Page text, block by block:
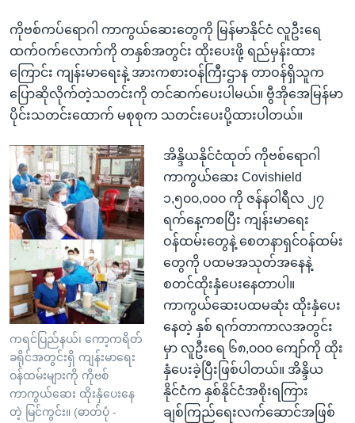
ကိုဗစ်ကပ်ရောဂါ ကာကွယ်ဆေးတွေကို မြန်မာနိုင်ငံ လူဦးရေ
ထက်ဝက်လောက်ကို တနှစ်အတွင်း ထိုးပေးဖို့ ရည်မှန်းထား
ကြောင်း ကျန်းမာရေးနဲ့ အားကစားဝန်ကြီးဌာန တာဝန်ရှိသူက
ပြောဆိုလိုက်တဲ့သတင်းကို တင်ဆက်ပေးပါမယ်။ ဗွီအိုအေမြန်မာ
ပိုင်းသတင်းထောက် မစုစုက သတင်းပေးပို့ထားပါတယ်။
ကရင်ပြည်နယ်၊ ကော့ကရိတ်
ခရိုင်အတွင်းရှိ ကျန်းမာရေး
ဝန်ထမ်းများကို ကိုဗစ်
ကာကွယ်ဆေး ထိုးနှံပေးနေ
တဲ့ မြင်ကွင်း။ (ဓာတ်ပုံ -
အိန္ဒိယနိုင်ငံထုတ် ကိုဗစ်ရောဂါ
ကာကွယ်ဆေး Covishield
၁,၅၀၀,၀၀၀ ကို ဇန်နဝါရီလ ၂၇
ရက်နေ့ကစပြီး ကျန်းမာရေး
ဝန်ထမ်းတွေနဲ့ စေတနာရှင်ဝန်ထမ်း
တွေကို ပထမအသုတ်အနေနဲ့
စတင်ထိုးနှံပေးနေတာပါ။
ကာကွယ်ဆေးပထမဆုံး ထိုးနှံပေး
နေတဲ့ နှစ် ရက်တာကာလအတွင်း
မှာ လူဦးရေ ၆၈,၀၀၀ ကျော်ကို ထိုး
နှံပေးခဲ့ပြီးဖြစ်ပါတယ်။ အိန္ဒိယ
နိုင်ငံက နှစ်နိုင်ငံအစိုးရကြား
ချစ်ကြည်ရေးလက်ဆောင်အဖြစ်